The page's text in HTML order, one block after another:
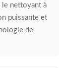
nettoyant à
puissante et
de